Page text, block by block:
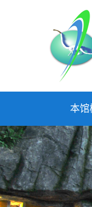
本馆